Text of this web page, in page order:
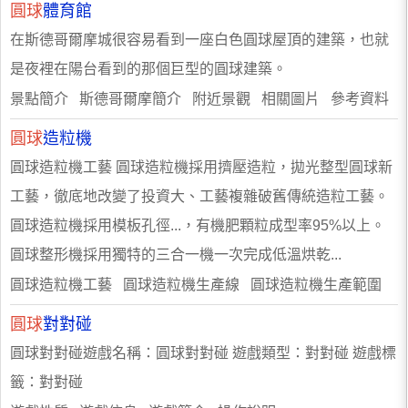
圓球體育館
在斯德哥爾摩城很容易看到一座白色圓球屋頂的建築，也就
是夜裡在陽台看到的那個巨型的圓球建築。
景點簡介 斯德哥爾摩簡介 附近景觀 相關圖片 參考資料
圓球造粒機
圓球造粒機工藝 圓球造粒機採用擠壓造粒，拋光整型圓球新
工藝，徹底地改變了投資大、工藝複雜破舊傳統造粒工藝。
圓球造粒機採用模板孔徑...，有機肥顆粒成型率95%以上。
圓球整形機採用獨特的三合一機一次完成低溫烘乾...
圓球造粒機工藝 圓球造粒機生產線 圓球造粒機生產範圍
圓球對對碰
圓球對對碰遊戲名稱：圓球對對碰 遊戲類型：對對碰 遊戲標
籤：對對碰